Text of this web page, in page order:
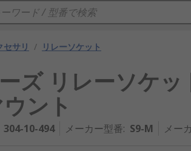
セサリ / リレーソケット
ーズ リレーソケッ
ント
304-10-494 メーカー型番: S9-M メー